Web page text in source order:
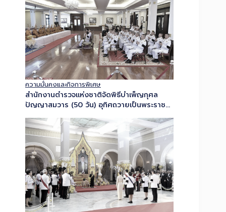
ความมั่นคงและกิจการพิเศษ
สำนักงานตำรวจแห่งชาติจัดพิธีบำเพ็ญกุศล
ปัญญาสมวาร (50 วัน) อุทิศถวายเป็นพระราช
กุศลแด่ สมเด็จพระเจ้าลูกเธอ เจ้าฟ้าพัชรกิติยา
ภา นเรนทิราเทพยวดี กรมหลวงราชสาริณีสิริ
พัชร มหาวัชรราชธิดา…